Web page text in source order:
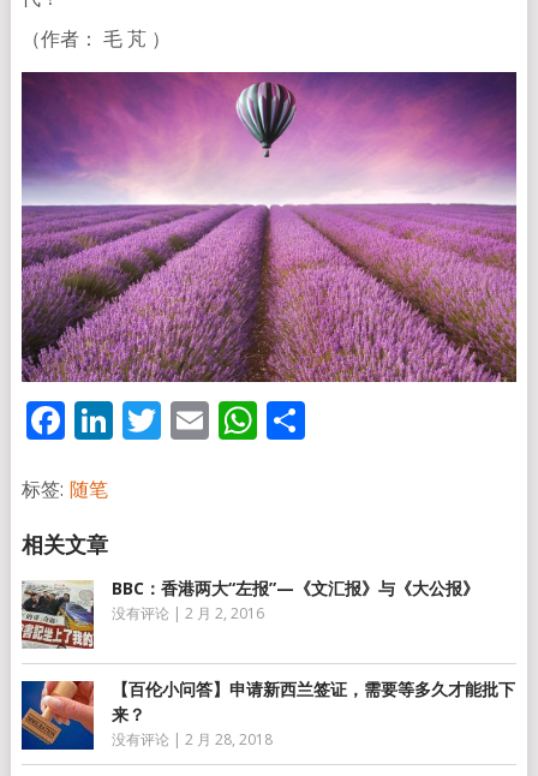
（作者： 毛 芃 ）
Facebook
LinkedIn
Twitter
EmailWhatsApp
分
标签: 随笔
BBC：香港两大“左报”—《文汇报》与《大公报》
没有评论 | 2 月 2, 2016
【百伦小问答】申请新西兰签证，需要等多久才能批下
来？
没有评论 | 2 月 28, 2018